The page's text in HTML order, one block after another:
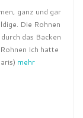
ganz und gar
Die Rohnen
das Backen
Ich hatte
mehr